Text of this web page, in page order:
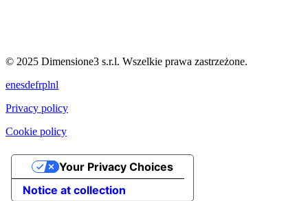
© 2025 Dimensione3 s.r.l. Wszelkie prawa zastrzeżone.
enesdefrplnl
Privacy policy
Cookie policy
Notice at collection
Your Privacy Choices